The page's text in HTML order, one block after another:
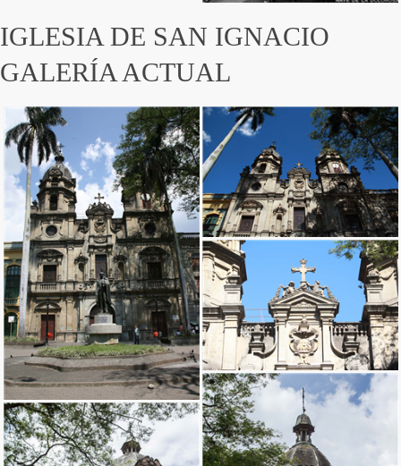
IGLESIA DE SAN IGNACIO
GALERÍA ACTUAL
Ingresar